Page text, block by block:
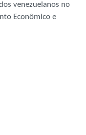
venezuelanos no
Econômico e